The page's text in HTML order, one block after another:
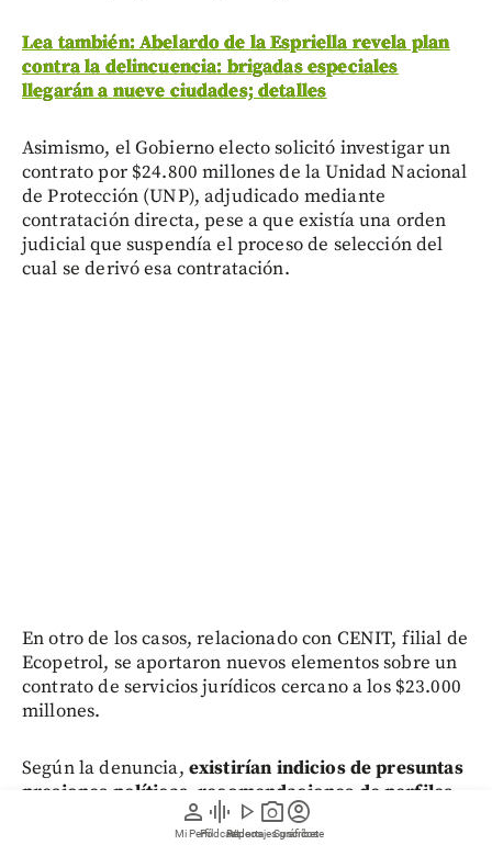
person
Mi Perfil
graphic_eq
Pódcast
play_arrow
Videos
photo_camera
Reportajes gráficos
account_circle
Suscríbete
Lea también: Abelardo de la Espriella revela plan
contra la delincuencia: brigadas especiales
llegarán a nueve ciudades; detalles
Asimismo, el Gobierno electo solicitó investigar un
contrato por $24.800 millones de la Unidad Nacional
de Protección (UNP), adjudicado mediante
contratación directa, pese a que existía una orden
judicial que suspendía el proceso de selección del
cual se derivó esa contratación.
En otro de los casos, relacionado con CENIT, filial de
Ecopetrol, se aportaron nuevos elementos sobre un
contrato de servicios jurídicos cercano a los $23.000
millones.
Según la denuncia, existirían indicios de presuntas
presiones políticas, recomendaciones de perfiles
profesionales al contratistay la eliminación de